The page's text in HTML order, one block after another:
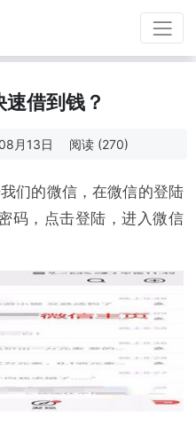
借到钱？
月13日 阅读 (270)
们的微信，在微信的登陆
码，点击登陆，进入微信